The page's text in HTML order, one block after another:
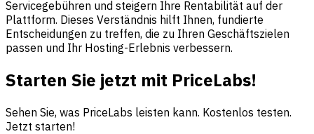
Servicegebühren und steigern Ihre Rentabilität auf der
Plattform. Dieses Verständnis hilft Ihnen, fundierte
Entscheidungen zu treffen, die zu Ihren Geschäftszielen
passen und Ihr Hosting-Erlebnis verbessern.
Starten Sie jetzt mit PriceLabs!
Sehen Sie, was PriceLabs leisten kann. Kostenlos testen.
Jetzt starten!